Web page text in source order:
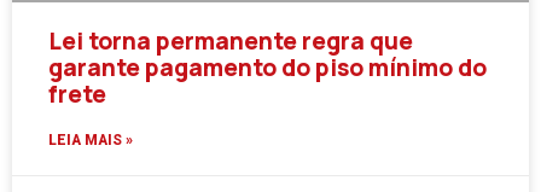
Lei torna permanente regra que
garante pagamento do piso mínimo do
frete
LEIA MAIS »